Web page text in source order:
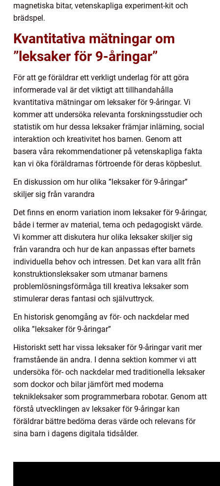
magnetiska bitar, vetenskapliga experiment-kit och
brädspel.
Kvantitativa mätningar om
”leksaker för 9-åringar”
För att ge föräldrar ett verkligt underlag för att göra
informerade val är det viktigt att tillhandahålla
kvantitativa mätningar om leksaker för 9-åringar. Vi
kommer att undersöka relevanta forskningsstudier och
statistik om hur dessa leksaker främjar inlärning, social
interaktion och kreativitet hos barnen. Genom att
basera våra rekommendationer på vetenskapliga fakta
kan vi öka föräldrarnas förtroende för deras köpbeslut.
En diskussion om hur olika ”leksaker för 9-åringar”
skiljer sig från varandra
Det finns en enorm variation inom leksaker för 9-åringar,
både i termer av material, tema och pedagogiskt värde.
Vi kommer att diskutera hur olika leksaker skiljer sig
från varandra och hur de kan anpassas efter barnets
individuella behov och intressen. Det kan vara allt från
konstruktionsleksaker som utmanar barnens
problemlösningsförmåga till kreativa leksaker som
stimulerar deras fantasi och självuttryck.
En historisk genomgång av för- och nackdelar med
olika ”leksaker för 9-åringar”
Historiskt sett har vissa leksaker för 9-åringar varit mer
framstående än andra. I denna sektion kommer vi att
undersöka för- och nackdelar med traditionella leksaker
som dockor och bilar jämfört med moderna
teknikleksaker som programmerbara robotar. Genom att
förstå utvecklingen av leksaker för 9-åringar kan
föräldrar bättre bedöma deras värde och relevans för
sina barn i dagens digitala tidsålder.